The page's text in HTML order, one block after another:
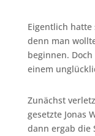
Eigentlich hatte
denn man
beginnen.
einem
Zunächst
gesetzte Jonas
dann ergab die